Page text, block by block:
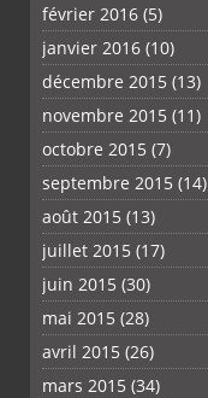
février 2016 (5)
janvier 2016 (10)
décembre 2015 (13)
novembre 2015 (11)
octobre 2015 (7)
septembre 2015 (14)
août 2015 (13)
juillet 2015 (17)
juin 2015 (30)
mai 2015 (28)
avril 2015 (26)
mars 2015 (34)